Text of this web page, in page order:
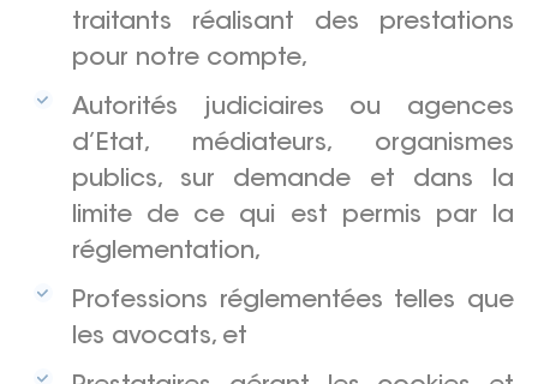
traitants réalisant des prestations
pour notre compte,
Autorités judiciaires ou agences
d’Etat, médiateurs, organismes
publics, sur demande et dans la
limite de ce qui est permis par la
réglementation,
Professions réglementées telles que
les avocats, et